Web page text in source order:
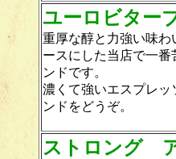
ユーロビター
重厚な醇と力強い味
ースにした当店で一
ンドです。
濃くて強いエスプレ
ンドをどうぞ。
ストロング